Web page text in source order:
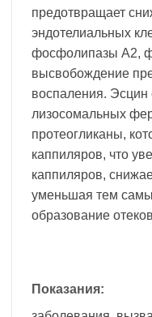
предотвращает
эндотелиальных
фосфолипазы А2,
высвобождение
воспаления. Эсцин
лизосомальных
протеогликаны,
каппиляров, что
каппиляров,
уменьшая тем
образование
Показания: